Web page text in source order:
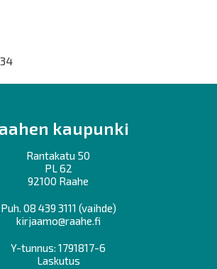
kaupunki
Rantakatu 50
PL 62
92100 Raahe
Puh. 08 439 3111 (vaihde)
kirjaamo@raahe.fi
Y-tunnus: 1791817-6
Laskutus